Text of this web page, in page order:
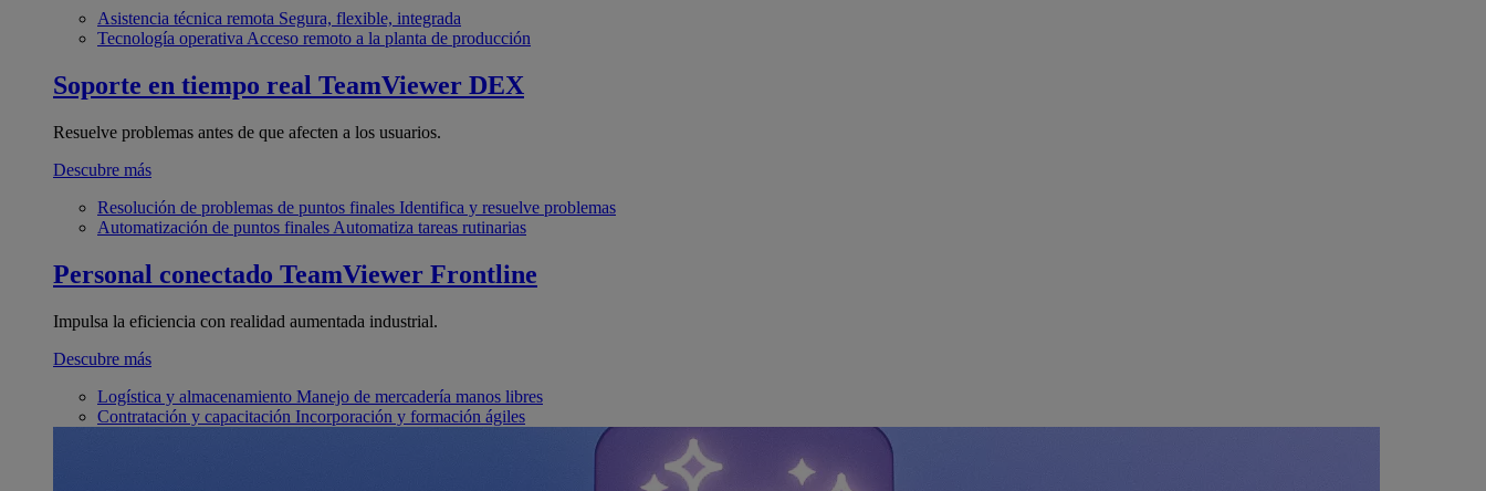
Asistencia técnica remota Segura, flexible, integrada
Tecnología operativa Acceso remoto a la planta de producción
Soporte en tiempo real TeamViewer DEX
Resuelve problemas antes de que afecten a los usuarios.
Descubre más
Resolución de problemas de puntos finales Identifica y resuelve problemas
Automatización de puntos finales Automatiza tareas rutinarias
Personal conectado TeamViewer Frontline
Impulsa la eficiencia con realidad aumentada industrial.
Descubre más
Logística y almacenamiento Manejo de mercadería manos libres
Contratación y capacitación Incorporación y formación ágiles